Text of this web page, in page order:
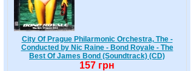
City Of Prague Philarmonic Orchestra, The -
Conducted by Nic Raine - Bond Royale - The
Best Of James Bond (Soundtrack) (CD)
157 грн